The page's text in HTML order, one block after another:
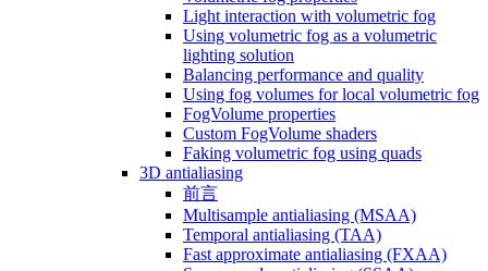
Light interaction with volumetric fog
Using volumetric fog as a volumetric
lighting solution
Balancing performance and quality
Using fog volumes for local volumetric fog
FogVolume properties
Custom FogVolume shaders
Faking volumetric fog using quads
3D antialiasing
前言
Multisample antialiasing (MSAA)
Temporal antialiasing (TAA)
Fast approximate antialiasing (FXAA)